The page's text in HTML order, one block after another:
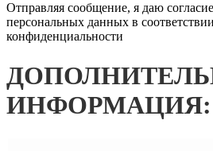
Отправляя сообщение, я даю
персональных данных в
конфиденциальности
ИНФОРМАЦИЯ: